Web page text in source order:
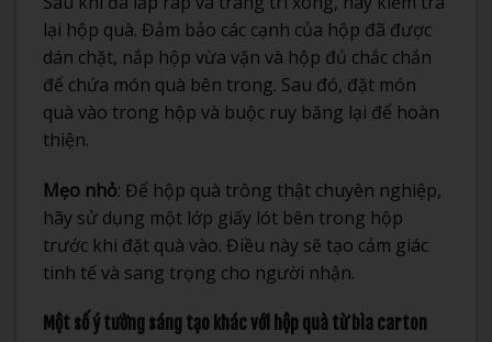
lại hộp quà. Đảm bảo các cạnh của hộp đã được
dán chặt, nắp hộp vừa vặn và hộp đủ chắc chắn
để chứa món quà bên trong. Sau đó, đặt món
quà vào trong hộp và buộc ruy băng lại để hoàn
thiện.
Mẹo nhỏ: Để hộp quà trông thật chuyên nghiệp,
hãy sử dụng một lớp giấy lót bên trong hộp
trước khi đặt quà vào. Điều này sẽ tạo cảm giác
tinh tế và sang trọng cho người nhận.
Một số ý tưởng sáng tạo khác với hộp quà từ bìa carton